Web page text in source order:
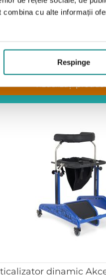
cu alte informații
Respinge
dizabilități
și alte boli.
și pe site-ul nostru,
cu rotile,
dinamic